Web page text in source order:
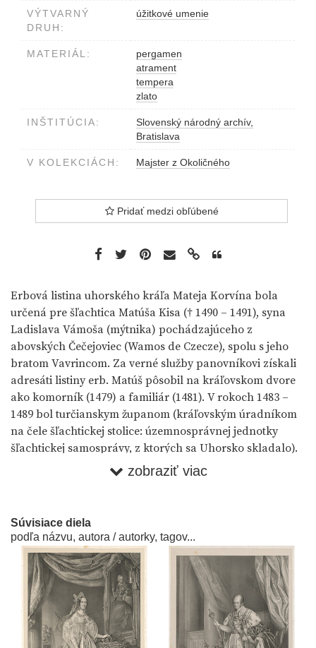
VÝTVARNÝ
DRUH:
úžitkové umenie
MATERIÁL:
pergamen
atrament
tempera
zlato
INŠTITÚCIA:
Slovenský národný archív,
Bratislava
V KOLEKCIÁCH: Majster z Okoličného
Pridať medzi obľúbené
Erbová listina uhorského kráľa Mateja Korvína bola
určená pre šľachtica Matúša Kisa († 1490 – 1491), syna
Ladislava Vámoša (mýtnika) pochádzajúceho z
abovských Čečejoviec (Wamos de Czecze), spolu s jeho
bratom Vavrincom. Za verné služby panovníkovi získali
adresáti listiny erb. Matúš pôsobil na kráľovskom dvore
ako komorník (1479) a familiár (1481). V rokoch 1483 –
1489 bol turčianskym županom (kráľovským úradníkom
na čele šľachtickej stolice: územnosprávnej jednotky
šľachtickej samosprávy, z ktorých sa Uhorsko skladalo).
Zastával aj posty župana v Liptove,Orave, Šariši a v
panstvo a podiel šľachtica Petra Komorovského na
panstve Blatnica. V roku 1490 kúpil spolu s bratom
Vavrincom, županom v Užskej stolici, a príbuzným
Valentínom Koromom z Koromházu mestečko Mošovce a
mýto v Dolnej Štubni. V roku 1484 rod získal do zálohu aj
košický tridsiatok. Práve Matúš sa zrejme zaslúžil tiež o
fundáciu kaplnky pri kostole františkánskeho kláštora v
Okoličnom, z ktorého neskôr pochádza oltár Majstra z
zobraziť viac
Súvisiace diela
podľa názvu, autora / autorky, tagov...